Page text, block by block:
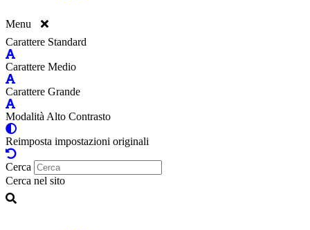
Menu
Carattere Standard
Carattere Medio
Carattere Grande
Modalità Alto Contrasto
Reimposta impostazioni originali
Cerca
Cerca nel sito